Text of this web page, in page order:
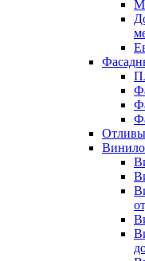
Отливы